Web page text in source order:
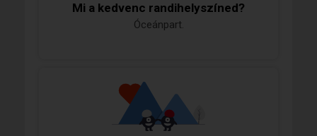
Mi a kedvenc randihelyszíned?
Óceánpart.